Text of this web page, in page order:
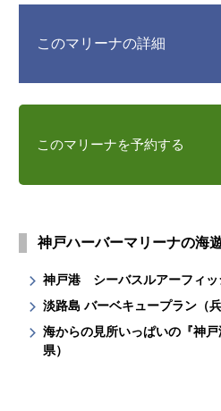
このマリーナの詳細
このマリーナを予約する
神戸ハーバーマリーナの海
神戸港 シーバスルアーフィッ
淡路島 バーベキュープラン（兵
海からの見所いっぱいの『神
県）